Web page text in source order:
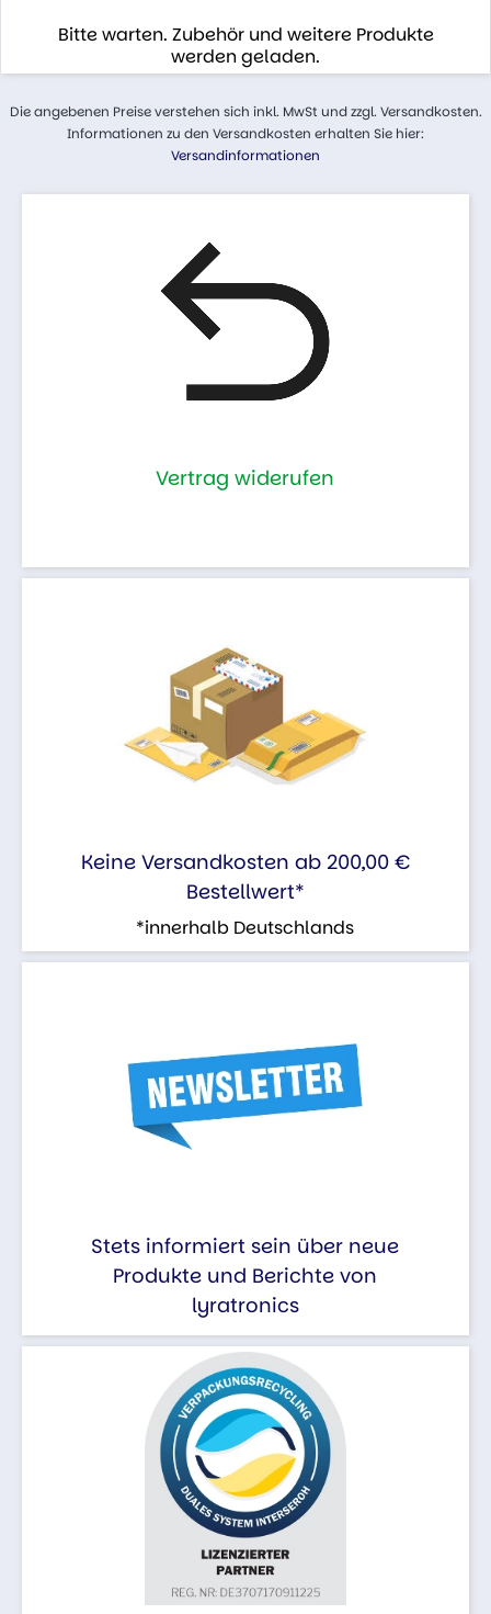
Bitte warten. Zubehör und weitere Produkte
werden geladen.
Die angebenen Preise verstehen sich inkl. MwSt und zzgl. Versandkosten.
Informationen zu den Versandkosten erhalten Sie hier:
Versandinformationen
Vertrag widerufen
Keine Versandkosten ab 200,00 €
Bestellwert*
*innerhalb Deutschlands
Stets informiert sein über neue
Produkte und Berichte von
lyratronics